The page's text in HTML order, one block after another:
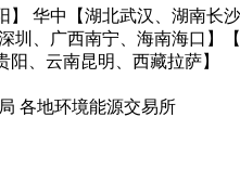
华中【湖北武汉、湖南长
圳、广西南宁、海南海口】
、云南昆明、西藏拉萨】
各地环境能源交易所